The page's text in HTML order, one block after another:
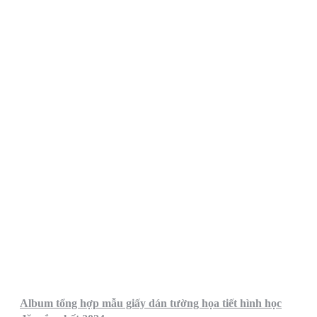
Album tổng hợp mẫu giấy dán tường họa tiết hình học